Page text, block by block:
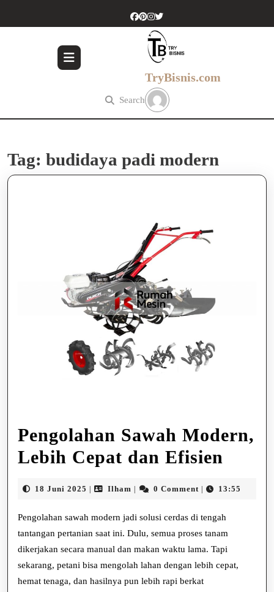
TryBisnis.com
Search
Tag: budidaya padi modern
Pengolahan Sawah Modern,
Lebih Cepat dan Efisien
Lebih
Cepat
dan
18 Juni 2025 18
Ilham Ilham0 Comment 13:55
Pengolahan sawah modern jadi solusi cerdas di tengah
tantangan pertanian saat ini. Dulu, semua proses tanam
dikerjakan secara manual dan makan waktu lama. Tapi
sekarang, petani bisa mengolah lahan dengan lebih cepat,
hemat tenaga, dan hasilnya pun lebih rapi berkat